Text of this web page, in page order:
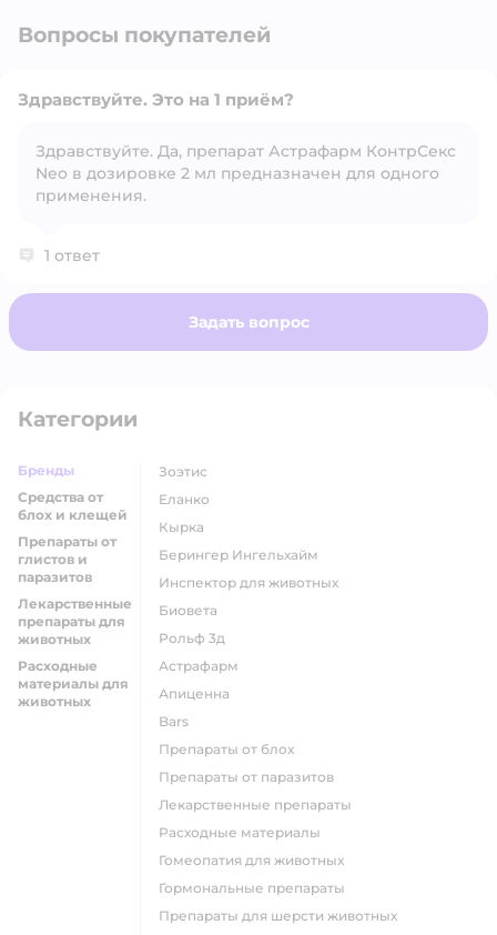
Вопросы покупателей
Открыть вопрос
Здравствуйте. Это на 1 приём?
Здравствуйте. Да, препарат Астрафарм КонтрСекс
Neo в дозировке 2 мл предназначен для одного
применения.
1 ответ
Задать вопрос
Категории
Бренды
Средства от
блох и клещей
Препараты от
глистов и
паразитов
Лекарственные
препараты для
животных
Расходные
материалы для
животных
Зоэтис
Еланко
Кырка
Берингер Ингельхайм
Инспектор для животных
Биовета
Рольф 3д
Астрафарм
Апиценна
Bars
Препараты от блох
Препараты от паразитов
Лекарственные препараты
Расходные материалы
Гомеопатия для животных
Гормональные препараты
Препараты для шерсти животных